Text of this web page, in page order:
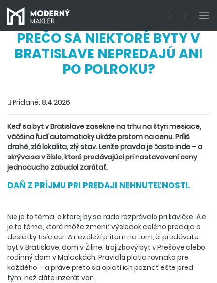
PREČO SA NIEKTORÉ BYTY V
BRATISLAVE NEPREDAJÚ ANI
PO POLROKU?
Pridané: 8.4.2026
Keď sa byt v Bratislave zasekne na trhu na štyri mesiace,
väčšina ľudí automaticky ukáže prstom na cenu. Príliš
drahé, zlá lokalita, zlý stav. Lenže pravda je často inde – a
skrýva sa v čísle, ktoré predávajúci pri nastavovaní ceny
jednoducho zabudol zarátať.
DAŇ Z PRÍJMU PRI PREDAJI NEHNUTEĽNOSTI.
Nie je to téma, o ktorej by sa rado rozprávalo pri kávičke. Ale
je to téma, ktorá môže zmeniť výsledok celého predaja o
desiatky tisíc eur. A nezáleží pritom na tom, či predávate
byt v Bratislave, dom v Žiline, trojizbový byt v Prešove alebo
rodinný dom v Malackách. Pravidlá platia rovnako pre
každého – a práve preto sa oplatí ich poznať ešte pred
tým, než dáte inzerát von.